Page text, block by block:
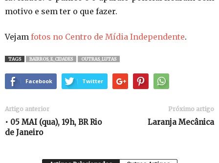
motivo e sem ter o que fazer.
Vejam fotos no Centro de Mídia Independente.
TAGS BAIRROS_E_CIDADES OUTRAS_LUTAS
Facebook Twitter
Artigo anterior
• 05 MAI (qua), 19h, BR Rio
de Janeiro
Próximo artigo
Laranja Mecânica